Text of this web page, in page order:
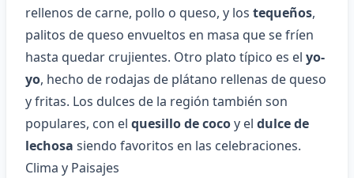
rellenos de carne, pollo o queso, y los tequeños,
palitos de queso envueltos en masa que se fríen
hasta quedar crujientes. Otro plato típico es el yo-
yo, hecho de rodajas de plátano rellenas de queso
y fritas. Los dulces de la región también son
populares, con el quesillo de cocoy el dulce de
lechosa siendo favoritos en las celebraciones.
Clima y Paisajes